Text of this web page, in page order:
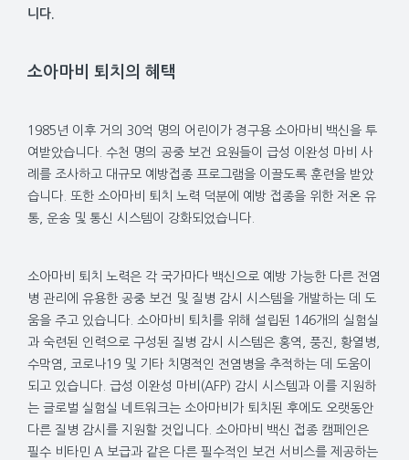
니다.
소아마비 퇴치의 혜택
1985년 이후 거의 30억 명의 어린이가 경구용 소아마비 백신을 투
여받았습니다. 수천 명의 공중 보건 요원들이 급성 이완성 마비 사
례를 조사하고 대규모 예방접종 프로그램을 이끌도록 훈련을 받았
습니다. 또한 소아마비 퇴치 노력 덕분에 예방 접종을 위한 저온 유
통, 운송 및 통신 시스템이 강화되었습니다.
소아마비 퇴치 노력은 각 국가마다 백신으로 예방 가능한 다른 전염
병 관리에 유용한 공중 보건 및 질병 감시 시스템을 개발하는 데 도
움을 주고 있습니다. 소아마비 퇴치를 위해 설립된 146개의 실험실
과 숙련된 인력으로 구성된 질병 감시 시스템은 홍역, 풍진, 황열병,
수막염, 코로나19 및 기타 치명적인 전염병을 추적하는 데 도움이
되고 있습니다. 급성 이완성 마비(AFP) 감시 시스템과 이를 지원하
는 글로벌 실험실 네트워크는 소아마비가 퇴치된 후에도 오랫동안
다른 질병 감시를 지원할 것입니다. 소아마비 백신 접종 캠페인은
필수 비타민 A 보급과 같은 다른 필수적인 보건 서비스를 제공하는